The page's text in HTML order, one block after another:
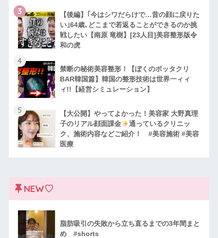
3
【後編】｢今はシワだらけで…昔の顔に戻りた
い｣64歳､どこまで若返ることができるのか挑
戦したい【南原 竜樹】[23人目]美容整形版令
和の虎
4
禁断の秘術美容整形！【ぼくのボッタクリ
BAR韓国篇】韓国の整形技術は世界一ィィ
ィ!!【経営シミュレーション】
5
【大公開】やってよかった！美容家 大野真理
子のリアル顔面課金
通っているクリニッ
ク、施術内容などご紹介！ #美容施術 #美容
医療
NEW♡
脂肪吸引の失敗から立ち直るまでの3年間まと
め #shorts